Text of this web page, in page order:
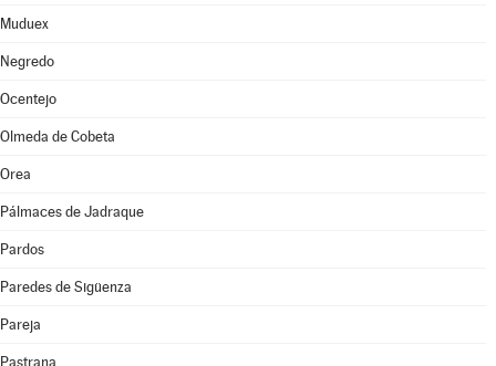
Muduex
Negredo
Ocentejo
Olmeda de Cobeta
Orea
Pálmaces de Jadraque
Pardos
Paredes de Sigüenza
Pareja
Pastrana